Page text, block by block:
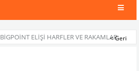
BIGPOINT ELIŞI HARFLER VE RAKAMLAR